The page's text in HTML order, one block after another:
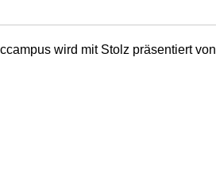
ccampus wird mit Stolz präsentiert von